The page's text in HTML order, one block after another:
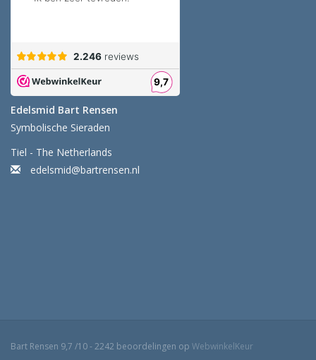
Edelsmid Bart Rensen
Symbolische Sieraden
Tiel - The Netherlands
edelsmid@bartrensen.nl
Bart Rensen 9,7 /10-2242 beoordelingen op WebwinkelKeur